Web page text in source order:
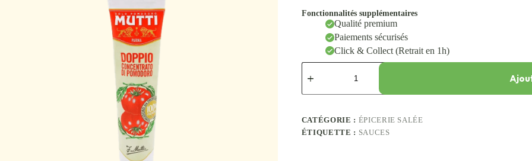
Fonctionnalités supplémentaires
Qualité premium
Paiements sécurisés
Click & Collect (Retrait en 1h)
CATÉGORIE : ÉPICERIE SALÉE
ÉTIQUETTE : SAUCES